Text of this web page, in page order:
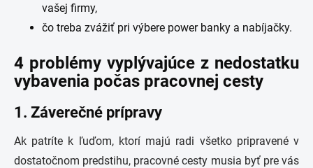
vašej firmy,
čo treba zvážiť pri výbere power banky a nabíjačky.
4 problémy vyplývajúce z nedostatku
vybavenia počas pracovnej cesty
1. Záverečné prípravy
Ak patríte k ľuďom, ktorí majú radi všetko pripravené v
dostatočnom predstihu, pracovné cesty musia byť pre vás